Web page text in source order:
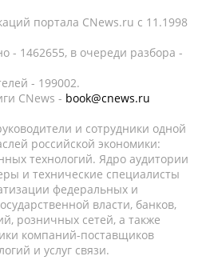
портала CNews.ru c 11.1998
- 1462655, в очереди разбора -
- 199002.
CNews - book@cnews.ru
и сотрудники одной
российской экономики:
технологий. Ядро аудитории
и технические специалисты
федеральных и
власти, банков,
розничных сетей, а также
компаний-поставщиков
и услуг связи.